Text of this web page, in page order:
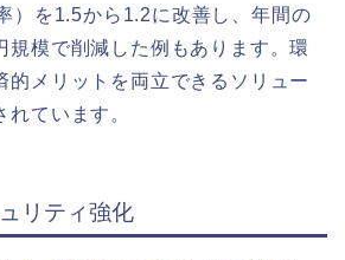
）を1.5から1.2に改善し、年間の
規模で削減した例もあります。環
的メリットを両立できるソリュー
れています。
リティ強化